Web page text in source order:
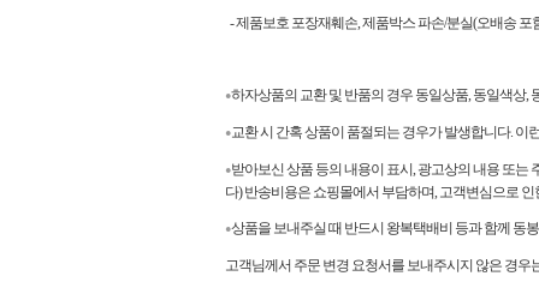
- 제품보호 포장재훼손, 제품박스 파손/분실(오배송 포
●하자상품의 교환 및 반품의 경우 동일상품, 동일색상
●교환 시 간혹 상품이 품절되는 경우가 발생합니다.
●받아보신 상품 등의 내용이 표시, 광고상의 내용 또는
다) 반송비용은 쇼핑몰에서 부담하며, 고객변심으로
●상품을 보내주실 때 반드시 왕복택배비 등과 함께 동
고객님께서 주문 변경 요청서를 보내주시지 않은 경우